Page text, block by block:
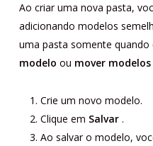
Ao criar uma nova pasta,
adicionando modelos
uma pasta somente quando
modelo ou mover modelos
Crie um novo modelo.
Clique em Salvar.
Ao salvar o modelo,